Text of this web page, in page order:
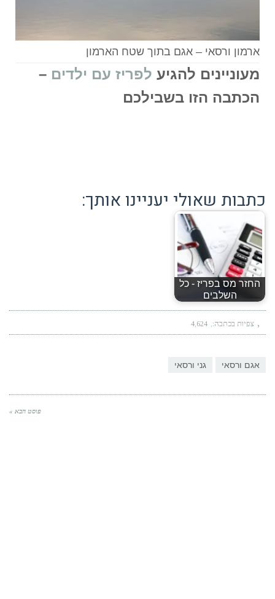
ארמון ורסאי – אגם בתוך שטח הארמון
מעוניינים להגיע לפריז עם ילדים –
הכתבה הזו בשבילכם
כתבות שאולי יעניינו אותך:
החזר מס בפריז - כל
השלבים
צפיות בכתבה: 4,624
אגם ורסאי גני ורסאי
פוסט הבא »